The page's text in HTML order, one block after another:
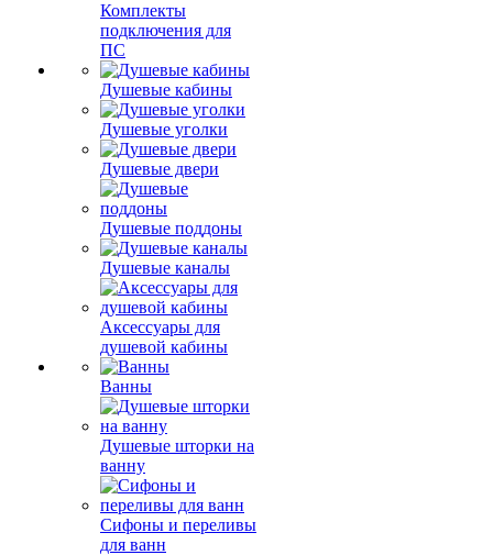
Комплекты
подключения для
ПС
Душевые кабины
Душевые уголки
Душевые двери
Душевые поддоны
Душевые каналы
Аксессуары для
душевой кабины
Ванны
Душевые шторки на
ванну
Сифоны и переливы
для ванн